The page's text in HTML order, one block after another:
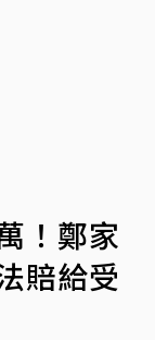
！鄭家
賠給受